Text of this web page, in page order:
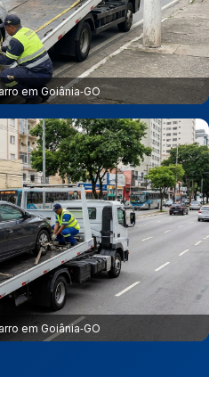
em Goiânia‑GO
em Goiânia‑GO